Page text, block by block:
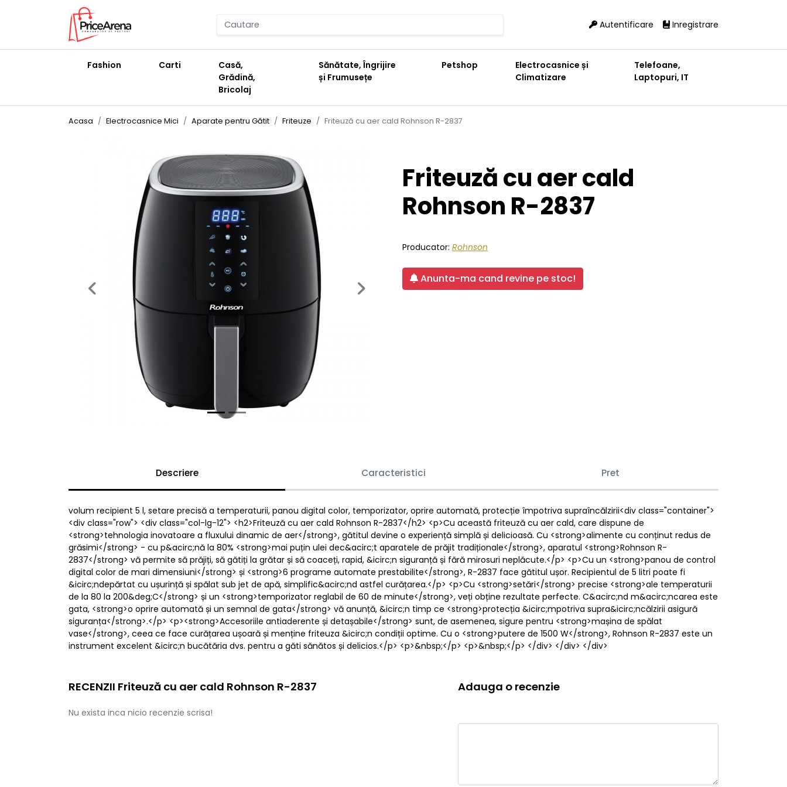
Autentificare Inregistrare
Fashion Carti
Casă,
Grădină,
Bricolaj
Sănătate, Îngrijire
și Frumusețe
Petshop
Electrocasnice și
Climatizare
Telefoane,
Laptopuri, IT
Acasa Electrocasnice Mici Aparate pentru Gătit Friteuze Friteuză cu aer cald Rohnson R-2837
Previous Next
Friteuză cu aer cald
Rohnson R-2837
Producator: Rohnson
Anunta-ma cand revine pe stoc!
Descriere Caracteristici Pret
volum recipient 5 l, setare precisă a temperaturii, panou digital color, temporizator, oprire automată, protecție împotriva supraîncălzirii<div class="container">
<div class="row"> <div class="col-lg-12"> <h2>Friteuză cu aer cald Rohnson R-2837</h2> <p>Cu această friteuză cu aer cald, care dispune de
<strong>tehnologia inovatoare a fluxului dinamic de aer</strong>, gătitul devine o experiență simplă și delicioasă. Cu <strong>alimente cu conținut redus de
grăsimi</strong> - cu p&acirc;nă la 80% <strong>mai puțin ulei dec&acirc;t aparatele de prăjit tradiționale</strong>, aparatul <strong>Rohnson R-
2837</strong> vă permite să prăjiți, să gătiți la grătar și să coaceți, rapid, &icirc;n siguranță și fără mirosuri neplăcute.</p> <p>Cu un <strong>panou de control
digital color de mari dimensiuni</strong> și <strong>6 programe automate prestabilite</strong>, R-2837 face gătitul ușor. Recipientul de 5 litri poate fi
&icirc;ndepărtat cu ușurință și spălat sub jet de apă, simplific&acirc;nd astfel curățarea.</p> <p>Cu <strong>setări</strong> precise <strong>ale temperaturii
de la 80 la 200&deg;C</strong> și un <strong>temporizator reglabil de 60 de minute</strong>, veți obține rezultate perfecte. C&acirc;nd m&acirc;ncarea este
gata, <strong>o oprire automată și un semnal de gata</strong> vă anunță, &icirc;n timp ce <strong>protecția &icirc;mpotriva supra&icirc;ncălzirii asigură
siguranța</strong>.</p> <p><strong>Accesoriile antiaderente și detașabile</strong> sunt, de asemenea, sigure pentru <strong>mașina de spălat
vase</strong>, ceea ce face curățarea ușoară și menține friteuza &icirc;n condiții optime. Cu o <strong>putere de 1500 W</strong>, Rohnson R-2837 este un
instrument excelent &icirc;n bucătăria dvs. pentru a găti sănătos și delicios.</p> <p>&nbsp;</p> <p>&nbsp;</p> </div> </div> </div>
RECENZII Friteuză cu aer cald Rohnson R-2837
Nu exista inca nicio recenzie scrisa!
Adauga o recenzie